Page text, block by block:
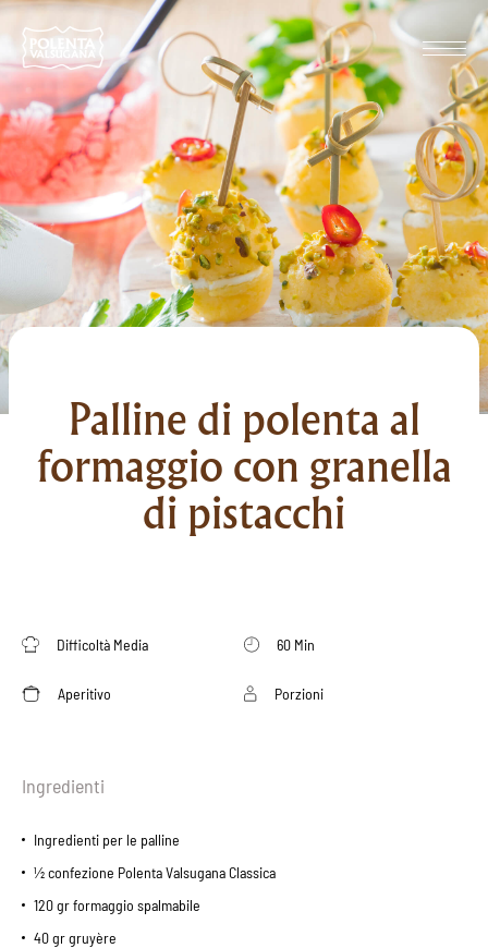
Palline di polenta al
formaggio con granella
di pistacchi
Difficoltà Media 60 Min
Aperitivo Porzioni
Ingredienti
Ingredienti per le palline
½ confezione Polenta Valsugana Classica
120 gr formaggio spalmabile
40 gr gruyère